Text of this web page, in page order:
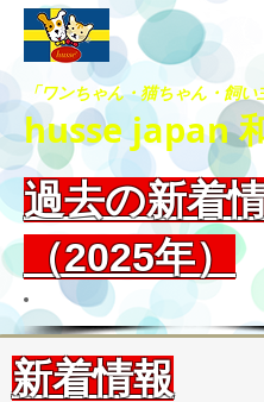
「ワンちゃん・猫ちゃん・飼い
husse japan
過去の新着
（2025年）
新着情報